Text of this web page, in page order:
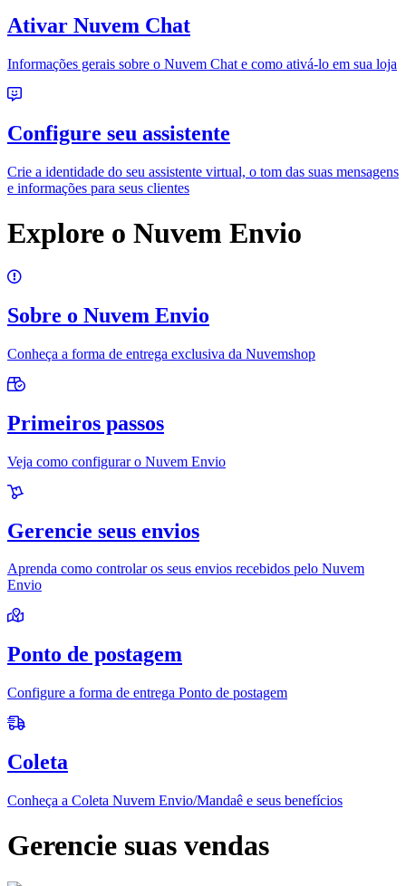
Ativar Nuvem Chat
Informações gerais sobre o Nuvem Chat e como ativá-lo em sua loja
Configure seu assistente
Crie a identidade do seu assistente virtual, o tom das suas mensagens
e informações para seus clientes
Explore o Nuvem Envio
Sobre o Nuvem Envio
Conheça a forma de entrega exclusiva da Nuvemshop
Primeiros passos
Veja como configurar o Nuvem Envio
Gerencie seus envios
Aprenda como controlar os seus envios recebidos pelo Nuvem
Envio
Ponto de postagem
Configure a forma de entrega Ponto de postagem
Coleta
Conheça a Coleta Nuvem Envio/Mandaê e seus benefícios
Gerencie suas vendas